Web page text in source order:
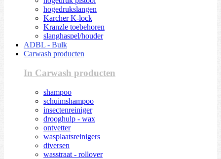
hogedrukslangen
Karcher K-lock
Kranzle toebehoren
slanghaspel/houder
ADBL - Bulk
Carwash producten
In Carwash producten
shampoo
schuimshampoo
insectenreiniger
drooghulp - wax
ontvetter
wasplaatsreinigers
diversen
wasstraat - rollover